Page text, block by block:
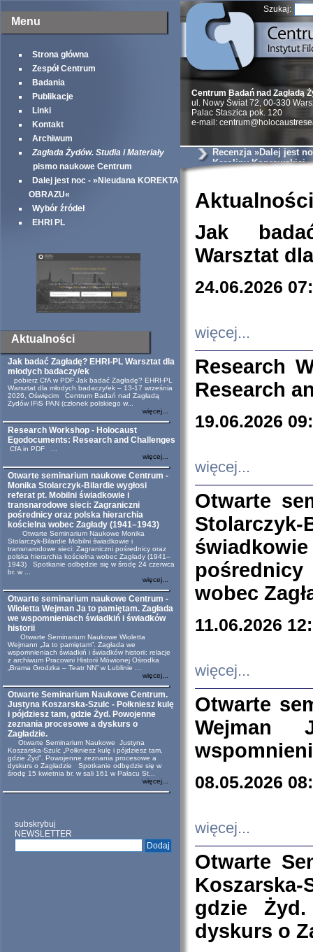
Menu
Strona główna
Zespół Centrum
Badania
Publikacje
Linki
Kontakt
Archiwum
Zagłada Żydów. Studia i Materiały
pismo naukowe Centrum
Dalej jest noc - »Nieudana KOREKTA
OBRAZU«
Wybór źródeł
EHRI PL
Aktualności
Jak badać Zagładę? EHRI-PL Warsztat dla
młodych badaczy/ek
pobierz CfA w PDF Jak badać Zagładę? EHRI-PL
Warsztat dla młodych badaczy/ek – 13-17 września
2026, Oświęcim Centrum Badań nad Zagładą
Żydów IFiS PAN (członek polskiego w...
więcej...
Research Workshop - Holocaust
Egodocuments: Research and Challenges
CfA in PDF ...
więcej...
Otwarte seminarium naukowe Centrum -
Monika Stolarczyk-Bilardie wygłosi
referat pt. Mobilni świadkowie i
transnarodowe sieci: Zagraniczni
pośrednicy oraz polska hierarchia
kościelna wobec Zagłady (1941–1943)
Otwarte Seminarium Naukowe Monika
Stolarczyk-Bilardie Mobilni świadkowie i
transnarodowe sieci: Zagraniczni pośrednicy oraz
polska hierarchia kościelna wobec Zagłady (1941–
1943) Spotkanie odbędzie się w środę 24 czerwca
br. w ...
więcej...
Otwarte seminarium naukowe Centrum -
Wioletta Wejman Ja to pamiętam. Zagłada
we wspomnieniach świadkiń i świadków
historii
Otwarte Seminarium Naukowe Wioletta
Wejmann „Ja to pamiętam”. Zagłada we
wspomnieniach świadkiń i świadków historii: relacje
z archiwum Pracowni Historii Mówionej Ośrodka
„Brama Grodzka – Teatr NN” w Lublinie ...
więcej...
Otwarte Seminarium Naukowe Centrum.
Justyna Koszarska-Szulc - Połkniesz kulę
i pójdziesz tam, gdzie Żyd. Powojenne
zeznania procesowe a dyskurs o
Zagładzie.
Otwarte Seminarium Naukowe Justyna
Koszarska-Szulc „Połkniesz kulę i pójdziesz tam,
gdzie Żyd”. Powojenne zeznania procesowe a
dyskurs o Zagładzie Spotkanie odbędzie się w
środę 15 kwietnia br. w sali 161 w Pałacu St...
więcej...
subskrybuj
NEWSLETTER
Szukaj:
Centrum Badań nad Zagładą
ul. Nowy Świat 72, 00-330
Palac Staszica pok. 120
e-mail:
Recenzja »Dalej jest
Karoliny Koprowskiej
Aktualności
Jak
Warsztat
24.06.2026
więcej...
Research
Research
19.06.2026
więcej...
Otwarte
wobec
11.06.2026
więcej...
Otwarte
Wejman
08.05.2026
więcej...
Otwarte
Koszarska-
gdzie
dyskurs o